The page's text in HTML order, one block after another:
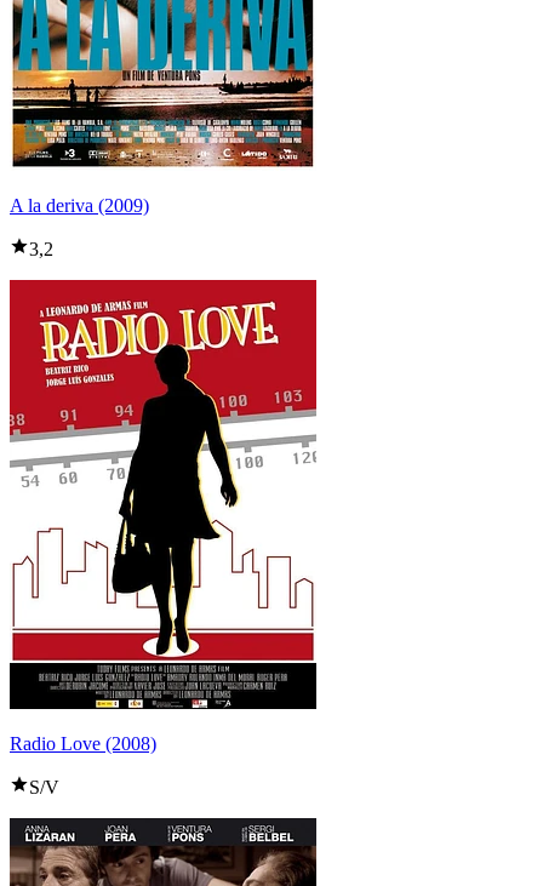
A la deriva (2009)
3,2
Radio Love (2008)
S/V